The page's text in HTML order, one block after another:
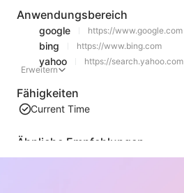
Anwendungsbereich
google https://www.google.com
bing https://www.bing.com
yahoo
https://search.yahoo.com
Erweitern
Fähigkeiten
Current Time
Ähnliche Empfehlungen